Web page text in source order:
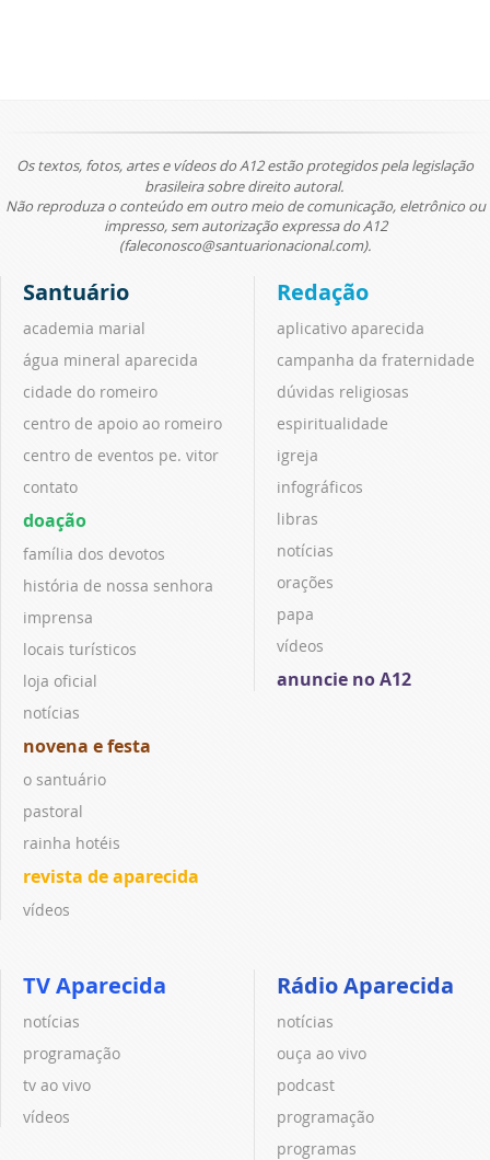
Os textos, fotos, artes e vídeos do A12 estão protegidos pela legislação
brasileira sobre direito autoral.
Não reproduza o conteúdo em outro meio de comunicação, eletrônico ou
impresso, sem autorização expressa do A12
(faleconosco@santuarionacional.com).
Santuário
academia marial
água mineral aparecida
cidade do romeiro
centro de apoio ao romeiro
centro de eventos pe. vitor
contato
doação
família dos devotos
história de nossa senhora
imprensa
locais turísticos
loja oficial
notícias
novena e festa
o santuário
pastoral
rainha hotéis
revista de aparecida
vídeos
Redação
aplicativo aparecida
campanha da fraternidade
dúvidas religiosas
espiritualidade
igreja
infográficos
libras
notícias
orações
papa
vídeos
anuncie no A12
TV Aparecida
notícias
programação
tv ao vivo
vídeos
Rádio Aparecida
notícias
ouça ao vivo
podcast
programação
programas